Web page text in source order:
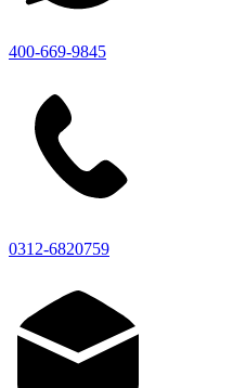
400-669-9845
0312-6820759